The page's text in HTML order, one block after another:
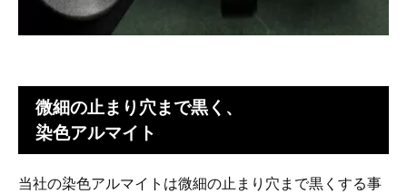
微細の止まり穴まで黒く、
染色アルマイト
当社の染色アルマイトは微細の止まり穴まで黒くする事